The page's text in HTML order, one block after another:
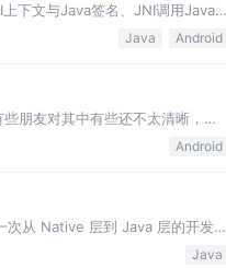
下文与Java签名、JNI调用Java
Java Android
朋友对其中有些还不太清晰，本
。 对于JNI…
Android
次从 Native 层到 Java 层的开发
Java